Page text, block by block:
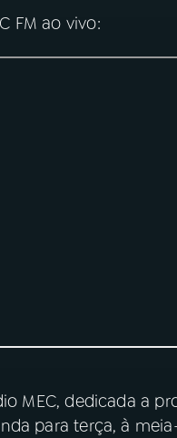
FM ao vivo:
MEC, dedicada a
para terça, à